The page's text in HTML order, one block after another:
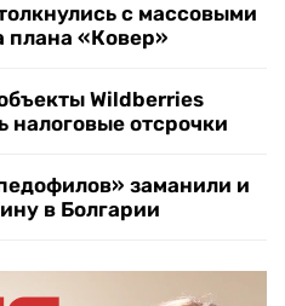
с массовыми
плана «Ковер»
Wildberries
налоговые отсрочки
заманили и
в Болгарии